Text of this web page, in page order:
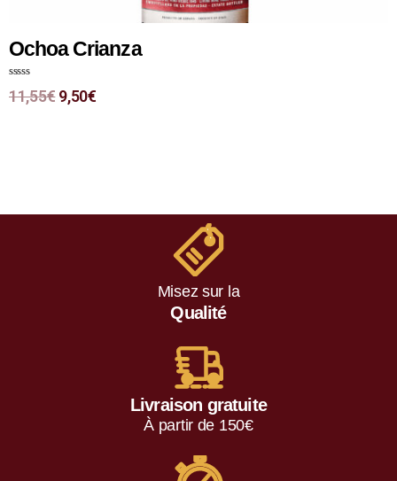
Ochoa Crianza
N
o
11,55€ 9,50€
Misez sur la
Qualité
Livraison gratuite
À partir de 150€